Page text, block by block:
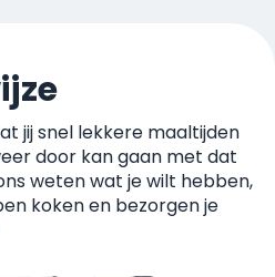
jij snel lekkere maaltijden
door kan gaan met dat
weten wat je wilt hebben,
kokenen bezorgen je